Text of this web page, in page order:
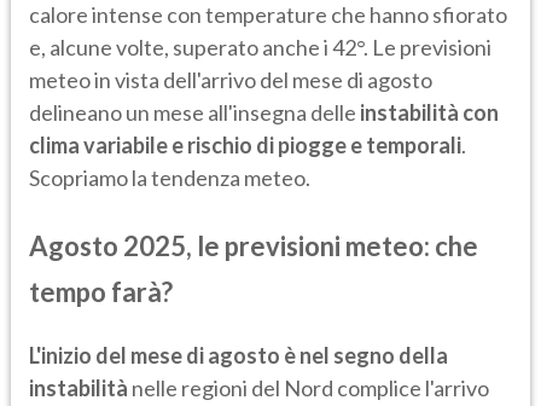
calore intense con temperature che hanno sfiorato
e, alcune volte, superato anche i 42°. Le previsioni
meteo in vista dell'arrivo del mese di agosto
delineano un mese all'insegna delle instabilità con
clima variabile e rischio di piogge e temporali.
Scopriamo la tendenza meteo.
Agosto 2025, le previsioni meteo: che
tempo farà?
L'inizio del mese di agosto è nel segno della
instabilità nelle regioni del Nord complice l'arrivo